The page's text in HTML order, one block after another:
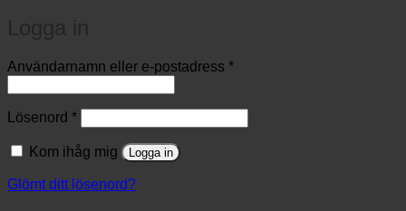
Användarnamn eller e-postadress *Obligatoriskt
Lösenord *Obligatoriskt
Kom ihåg mig Logga in
Glömt ditt lösenord?